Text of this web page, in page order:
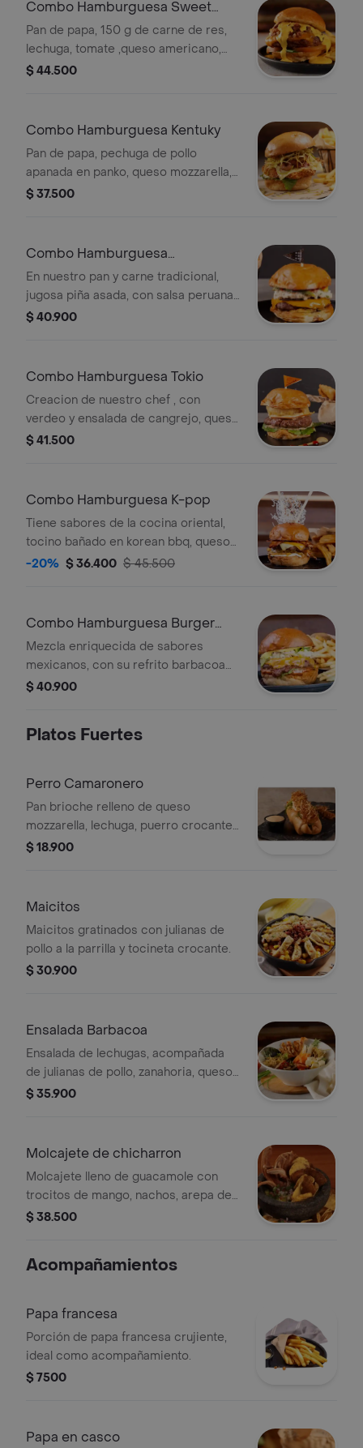
Combo Hamburguesa Sweet
Bacon
Pan de papa, 150 g de carne de res,
lechuga, tomate ,queso americano,
mermelada de tocineta en jack
$ 44.500
Combo Hamburguesa Kentuky
Pan de papa, pechuga de pollo
apanada en panko, queso mozzarella,
tocineta, cebolla puerro crocante,
$ 37.500
Combo Hamburguesa
Sanguchona
En nuestro pan y carne tradicional,
jugosa piña asada, con salsa peruana
de ceviche y su pollito sanguchon
$ 40.900
Combo Hamburguesa Tokio
Creacion de nuestro chef , con
verdeo y ensalada de cangrejo, queso
philadelphia y gouda ahumado ,
$ 41.500
Combo Hamburguesa K-pop
Tiene sabores de la cocina oriental,
tocino bañado en korean bbq, queso
colby, mozzarella y tomate fresco, con
-20% $ 36.400 $ 45.500
Combo Hamburguesa Burger
Chingona
Mezcla enriquecida de sabores
mexicanos, con su refrito barbacoa
en nuestra deiciosa carne de 150 gr,
$ 40.900
Platos Fuertes
Perro Camaronero
Pan brioche relleno de queso
mozzarella, lechuga, puerro crocante ,
salsa especial y camarones
$ 18.900
Maicitos
Maicitos gratinados con julianas de
pollo a la parrilla y tocineta crocante.
$ 30.900
Ensalada Barbacoa
Ensalada de lechugas, acompañada
de julianas de pollo, zanahoria, queso,
palmitos, maíz tierno, pimentón
$ 35.900
Molcajete de chicharron
Molcajete lleno de guacamole con
trocitos de mango, nachos, arepa de
mote crocante, pico de gallo, cebollas
$ 38.500
Acompañamientos
Papa francesa
Porción de papa francesa crujiente,
ideal como acompañamiento.
$ 7500
Papa en casco